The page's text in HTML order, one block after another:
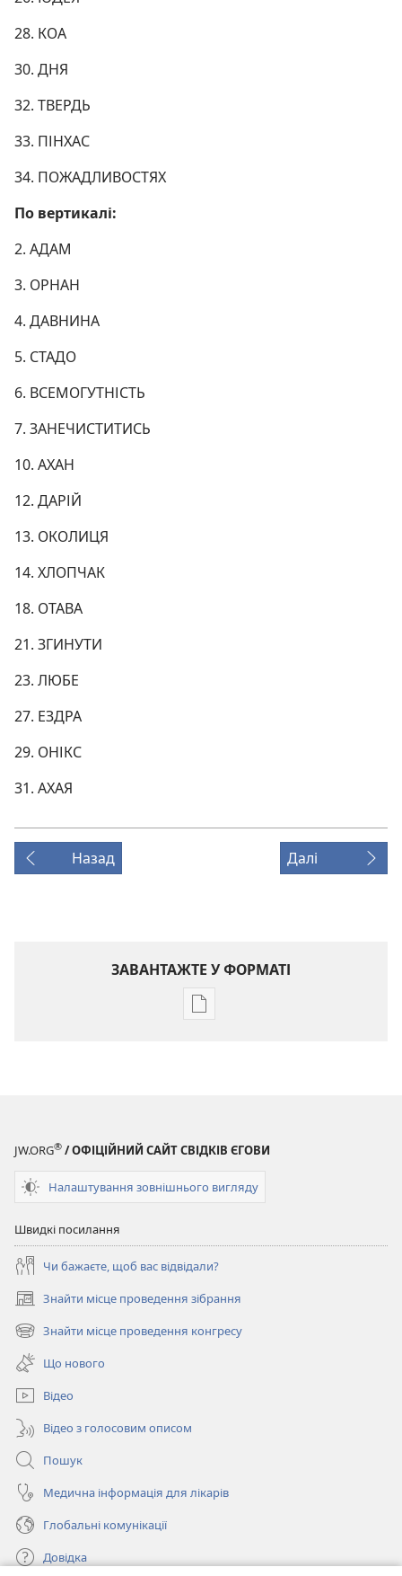
28. КОА
30. ДНЯ
32. ТВЕРДЬ
33. ПІНХАС
34. ПОЖАДЛИВОСТЯХ
По вертикалі:
2. АДАМ
3. ОРНАН
4. ДАВНИНА
5. СТАДО
6. ВСЕМОГУТНІСТЬ
7. ЗАНЕЧИСТИТИСЬ
10. АХАН
12. ДАРІЙ
13. ОКОЛИЦЯ
14. ХЛОПЧАК
18. ОТАВА
21. ЗГИНУТИ
23. ЛЮБЕ
27. ЕЗДРА
29. ОНІКС
31. АХАЯ
Назад Далі
ЗАВАНТАЖТЕ У ФОРМАТІ
Параметри
JW.ORG® / ОФІЦІЙНИЙ САЙТ СВІДКІВ ЄГОВИ
Налаштування зовнішнього вигляду
Швидкі посилання
Чи бажаєте, щоб вас відвідали?
Знайти місце проведення зібрання
(відкривається
у
новому
вікні)
Знайти місце проведення конгресу
(відкривається
новому
вікні)
Що нового
Відео
Відео з голосовим описом
Пошук
Медична інформація для лікарів
Глобальні комунікації
Довідка